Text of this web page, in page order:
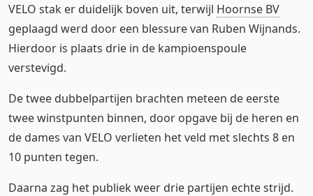
VELO stak er duidelijk boven uit, terwijl Hoornse BV
geplaagd werd door een blessure van Ruben Wijnands.
Hierdoor is plaats drie in de kampioenspoule
verstevigd.
De twee dubbelpartijen brachten meteen de eerste
twee winstpunten binnen, door opgave bij de heren en
de dames van VELO verlieten het veld met slechts 8 en
10 punten tegen.
Daarna zag het publiek weer drie partijen echte strijd.